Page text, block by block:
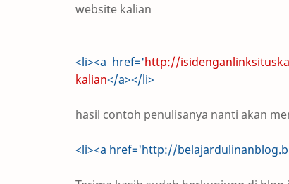
website kalian
<li><a href='http://
kalian</a></li>
hasil contoh penulisanya nanti akan
<li><a href='http://